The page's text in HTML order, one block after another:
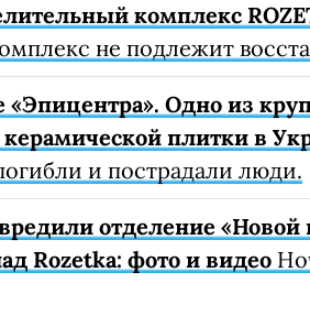
комплекс
не подлежит
«Эпицентра». Одно из
плитки в
и пострадали люди.
отделение «Новой
Rozetka: фото и видео